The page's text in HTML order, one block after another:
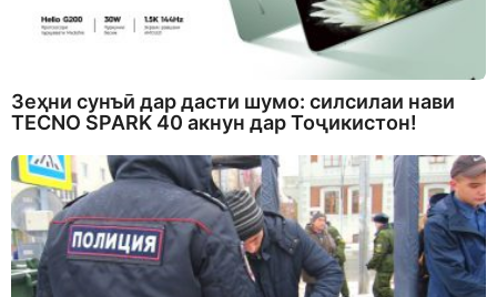
Зеҳни сунъӣ дар дасти шумо: силсилаи нави
TECNO SPARK 40 акнун дар Тоҷикистон!